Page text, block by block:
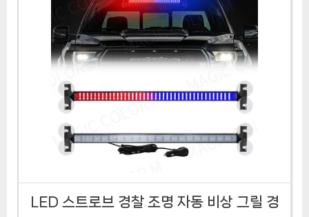
LED 스트로브 경찰 조명 자동 비상 그릴 경